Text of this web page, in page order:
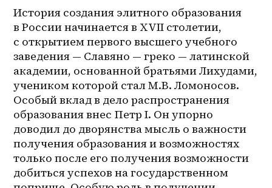
История создания элитного образования
в России начинается в XVII столетии,
с открытием первого высшего учебного
заведения — Славяно — греко — латинской
академии, основанной братьями Лихудами,
учеником которой стал М.В. Ломоносов.
Особый вклад в дело распространения
образования внес Петр I. Он упорно
доводил до дворянства мысль о важности
получения образования и возможностях
только после его получения возможности
добиться успехов на государственном